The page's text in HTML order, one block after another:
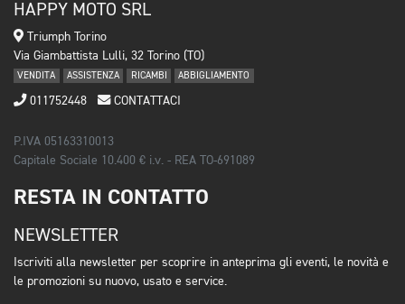
HAPPY MOTO SRL
Triumph Torino
Via Giambattista Lulli, 32 Torino (TO)
VENDITA ASSISTENZA RICAMBI ABBIGLIAMENTO
011752448 CONTATTACI
P.IVA 05163310013
Capitale Sociale 10.400 € i.v. - REA TO-691089
RESTA IN CONTATTO
NEWSLETTER
Iscriviti alla newsletter per scoprire in anteprima gli eventi, le novità e
le promozioni su nuovo, usato e service.